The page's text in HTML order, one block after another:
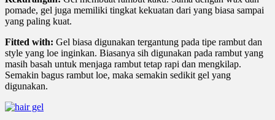
pomade, gel juga memiliki tingkat kekuatan dari yang biasa sampai
yang paling kuat.
Fitted with: Gel biasa digunakan tergantung pada tipe rambut dan
style yang loe inginkan. Biasanya sih digunakan pada rambut yang
masih basah untuk menjaga rambut tetap rapi dan mengkilap.
Semakin bagus rambut loe, maka semakin sedikit gel yang
digunakan.